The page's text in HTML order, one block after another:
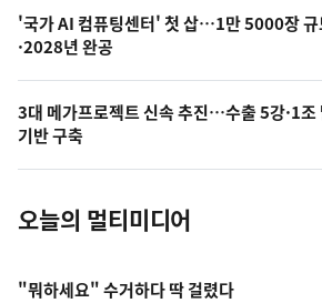
오
의
사
진
'국가 AI 컴퓨팅센터' 첫 삽…1만 5000장 규
·2028년 완공
3대 메가프로젝트 신속 추진…수출 5강·1조
기반 구축
오늘의 멀티미디어
"뭐하세요" 수거하다 딱 걸렸다